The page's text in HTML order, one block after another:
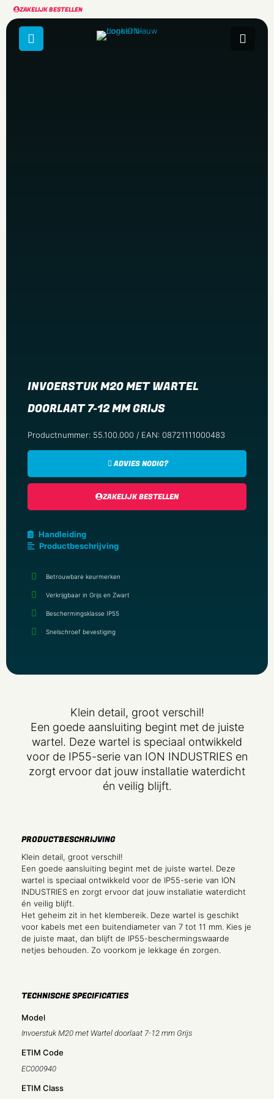
ZAKELIJK BESTELLEN
INVOERSTUK M20 MET WARTEL
DOORLAAT 7-12 MM GRIJS
Productnummer: 55.100.000 / EAN: 08721111000483
ADVIES NODIG?
ZAKELIJK BESTELLEN
Handleiding
Productbeschrijving
Betrouwbare keurmerken
Verkrijgbaar in Grijs en Zwart
Beschermingsklasse IP55
Snelschroef bevestiging
Klein detail, groot verschil!
Een goede aansluiting begint met de juiste
wartel. Deze wartel is speciaal ontwikkeld
voor de IP55-serie van ION INDUSTRIES en
zorgt ervoor dat jouw installatie waterdicht
én veilig blijft.
PRODUCTBESCHRIJVING
Klein detail, groot verschil!
Een goede aansluiting begint met de juiste wartel. Deze
wartel is speciaal ontwikkeld voor de IP55-serie van ION
INDUSTRIES en zorgt ervoor dat jouw installatie waterdicht
én veilig blijft.
Het geheim zit in het klembereik. Deze wartel is geschikt
voor kabels met een buitendiameter van 7 tot 11 mm. Kies je
de juiste maat, dan blijft de IP55-beschermingswaarde
netjes behouden. Zo voorkom je lekkage én zorgen.
TECHNISCHE SPECIFICATIES
Model
Invoerstuk M20 met Wartel doorlaat 7-12 mm Grijs
ETIM Code
EC000940
ETIM Class